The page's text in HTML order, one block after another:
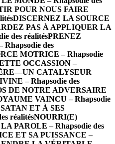
POUR NOUS FAIRE
DISCERNEZ LA SOURCE
PAS À APPLIQUER LA
des réalitésPRENEZ
des
MOTRICE – Rhapsodie
OCCASSION –
CATALYSEUR
– Rhapsodie des
DE NOTRE ADVERSAIRE
VAINCU – Rhapsodie
ET À SES
réalitésNOURRI(E)
PAROLE – Rhapsodie des
ET SA PUISSANCE –